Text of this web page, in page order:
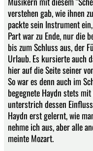
verstehen gab, wie ihnen
packte sein Instrument
Part war zu Ende, nur die
bis zum Schluss aus, der
Urlaub. Es kursierte auch
hier auf die Seite seiner
So war es denn auch im
begegnete Haydn stets
unterstrich dessen
Haydn erst gelernt, wie
nehme ich aus, aber alle
meinte Mozart.